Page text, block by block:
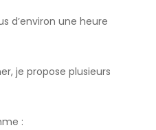
d’environ une heure
je propose plusieurs
: